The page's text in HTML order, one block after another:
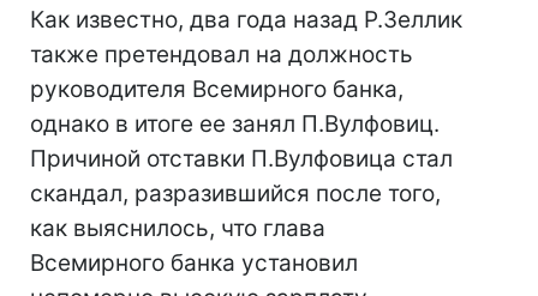
Как известно, два года назад Р.Зеллик
также претендовал на должность
руководителя Всемирного банка,
однако в итоге ее занял П.Вулфовиц.
Причиной отставки П.Вулфовица стал
скандал, разразившийся после того,
как выяснилось, что глава
Всемирного банка установил